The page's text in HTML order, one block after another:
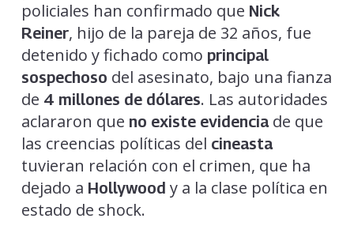
policiales han confirmado que Nick
Reiner, hijo de la pareja de 32 años, fue
detenido y fichado como principal
sospechoso del asesinato, bajo una fianza
de 4 millones de dólares. Las autoridades
aclararon que no existe evidenciade que
las creencias políticas del cineasta
tuvieran relación con el crimen, que ha
dejado a Hollywood y a la clase política en
estado de shock.